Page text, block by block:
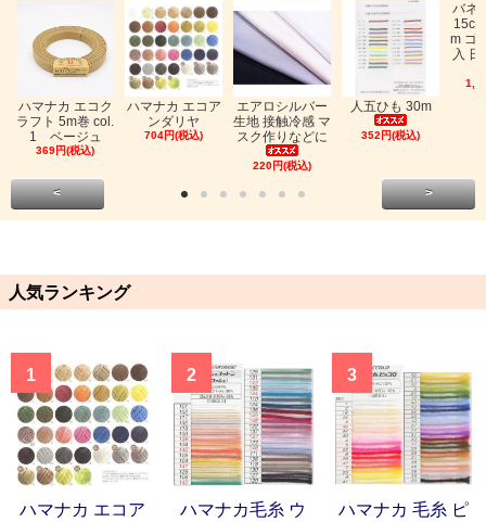
ハマナカ エコク
ラフト 5m巻 col.
1 ベージュ
369円(税込)
ハマナカ エコア
ンダリヤ
704円(税込)
エアロシルバー
生地 接触冷感 マ
スク作りなどに
220円(税込)
人五ひも 30m
352円(税込)
バネ
m ゴ
入
< >
人気ランキング
1
ハマナカ エコア
2
ハマナカ毛糸 ウ
3
ハマナカ 毛糸 ピ